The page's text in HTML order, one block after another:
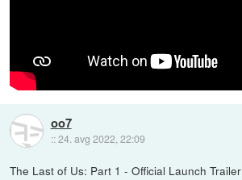
oo7
::24. avg 2022, 22:09
The Last of Us: Part 1 - Official Launch Trailer